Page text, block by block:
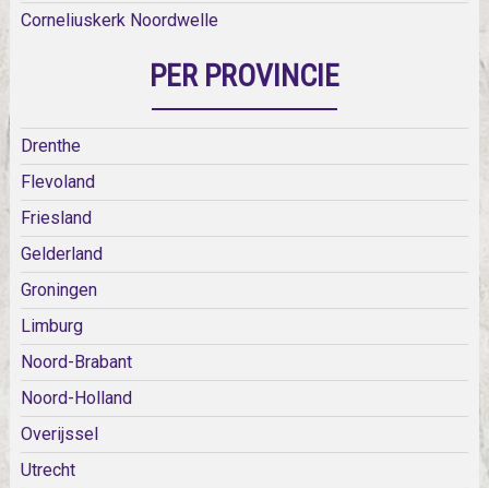
Corneliuskerk Noordwelle
PER PROVINCIE
Drenthe
Flevoland
Friesland
Gelderland
Groningen
Limburg
Noord-Brabant
Noord-Holland
Overijssel
Utrecht